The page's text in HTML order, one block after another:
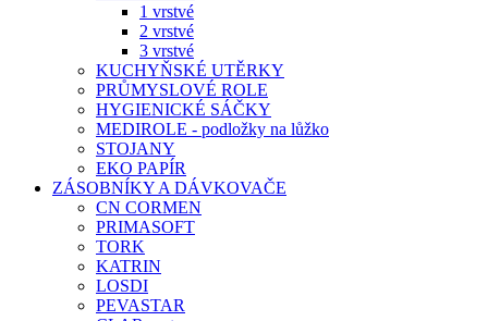
1 vrstvé
2 vrstvé
3 vrstvé
KUCHYŇSKÉ UTĚRKY
PRŮMYSLOVÉ ROLE
HYGIENICKÉ SÁČKY
MEDIROLE - podložky na lůžko
STOJANY
EKO PAPÍR
ZÁSOBNÍKY A DÁVKOVAČE
CN CORMEN
PRIMASOFT
TORK
KATRIN
LOSDI
PEVASTAR